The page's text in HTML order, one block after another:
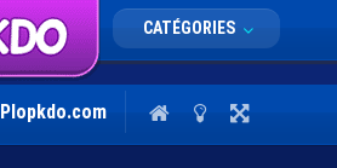
CATÉGORIES
Plopkdo.com